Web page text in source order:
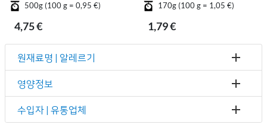
500g (100 g = 0,95 €)
4,75 €
170g (100 g = 1,05 €)
1,79 €
원재료명 | 알레르기
영양정보
수입자 | 유통업체